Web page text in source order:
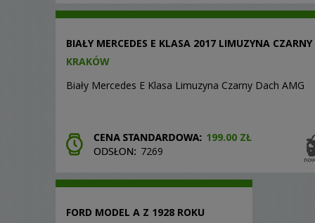
BIAŁY MERCEDES E KLASA 2017 LIMUZYNA
KRAKÓW
Biały Mercedes E Klasa Limuzyna Czarny Dach AMG
199.00 ZŁ
7269
FORD MODEL A Z 1928 ROKU